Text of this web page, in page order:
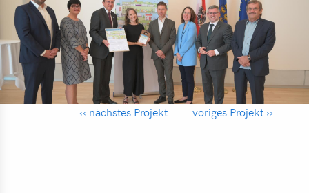
Inhalt
‹‹ nächstes Projekt voriges Projekt ››